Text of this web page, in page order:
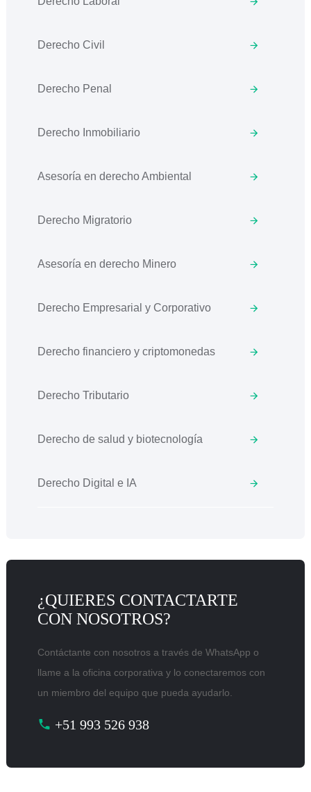
Derecho Civil
Derecho Penal
Derecho Inmobiliario
Asesoría en derecho Ambiental
Derecho Migratorio
Asesoría en derecho Minero
Derecho Empresarial y Corporativo
Derecho financiero y criptomonedas
Derecho Tributario
Derecho de salud y biotecnología
Derecho Digital e IA
¿QUIERES CONTACTARTE
CON NOSOTROS?
Contáctante con nosotros a través de WhatsApp o
llame a la oficina corporativa y lo conectaremos con
un miembro del equipo que pueda ayudarlo.
+51 993 526 938